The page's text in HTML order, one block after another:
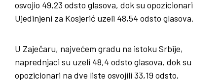
osvojio 49,23 odsto glasova, dok su opozicionari
Ujedinjeni za Kosjerić uzeli 48,54 odsto glasova.
U Zaječaru, najvećem gradu na istoku Srbije,
naprednjaci su uzeli 48,4 odsto glasova, dok su
opozicionari na dve liste osvojili 33,19 odsto,